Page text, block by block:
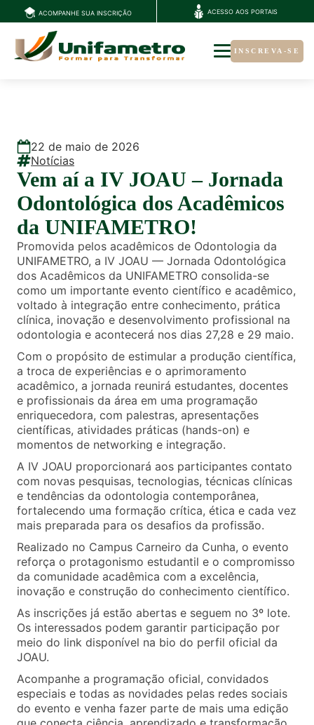
ACOMPANHE SUA INSCRIÇÃO ACESSO AOS PORTAIS
INSCREVA-SE
22 de maio de 2026
Notícias
Vem aí a IV JOAU – Jornada
Odontológica dos Acadêmicos
da UNIFAMETRO!
Promovida pelos acadêmicos de Odontologia da
UNIFAMETRO, a IV JOAU — Jornada Odontológica
dos Acadêmicos da UNIFAMETRO consolida-se
como um importante evento científico e acadêmico,
voltado à integração entre conhecimento, prática
clínica, inovação e desenvolvimento profissional na
odontologia e acontecerá nos dias 27,28 e 29 maio.
Com o propósito de estimular a produção científica,
a troca de experiências e o aprimoramento
acadêmico, a jornada reunirá estudantes, docentes
e profissionais da área em uma programação
enriquecedora, com palestras, apresentações
científicas, atividades práticas (hands-on) e
momentos de networking e integração.
A IV JOAU proporcionará aos participantes contato
com novas pesquisas, tecnologias, técnicas clínicas
e tendências da odontologia contemporânea,
fortalecendo uma formação crítica, ética e cada vez
mais preparada para os desafios da profissão.
Realizado no Campus Carneiro da Cunha, o evento
reforça o protagonismo estudantil e o compromisso
da comunidade acadêmica com a excelência,
inovação e construção do conhecimento científico.
As inscrições já estão abertas e seguem no 3º lote.
Os interessados podem garantir participação por
meio do link disponível na bio do perfil oficial da
JOAU.
Acompanhe a programação oficial, convidados
especiais e todas as novidades pelas redes sociais
do evento e venha fazer parte de mais uma edição